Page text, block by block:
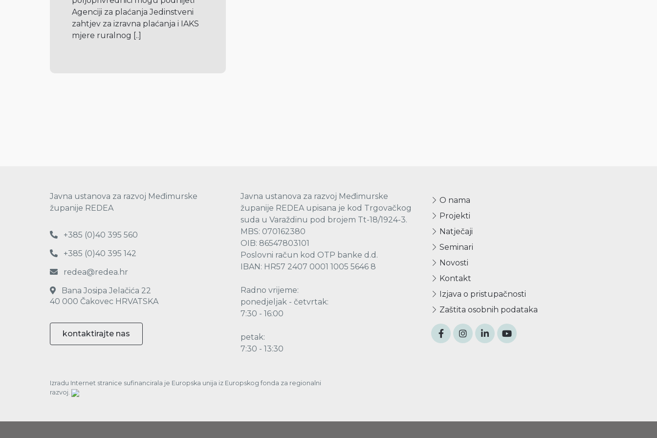
Agenciji za plaćanja Jedinstveni
zahtjev za izravna plaćanja i IAKS
mjere ruralnog [..]
Javna ustanova za razvoj Međimurske
županije REDEA
+385 (0)40 395 560
+385 (0)40 395 142
redea@redea.hr
Bana Josipa Jelačića 22
40 000 Čakovec HRVATSKA
kontaktirajte nas
Javna ustanova za razvoj Međimurske
županije REDEA upisana je kod Trgovačkog
suda u Varaždinu pod brojem Tt-18/1924-3.
MBS: 070162380
OIB: 86547803101
Poslovni račun kod OTP banke d.d.
IBAN: HR57 2407 0001 1005 5646 8
Radno vrijeme:
ponedjeljak - četvrtak:
7:30 - 16:00
petak:
7:30 - 13:30
O nama
Projekti
Natječaji
Seminari
Novosti
Kontakt
Izjava o pristupačnosti
Zaštita osobnih podataka
Izradu Internet stranice sufinancirala je Europska unija iz Europskog fonda za regionalni
razvoj.